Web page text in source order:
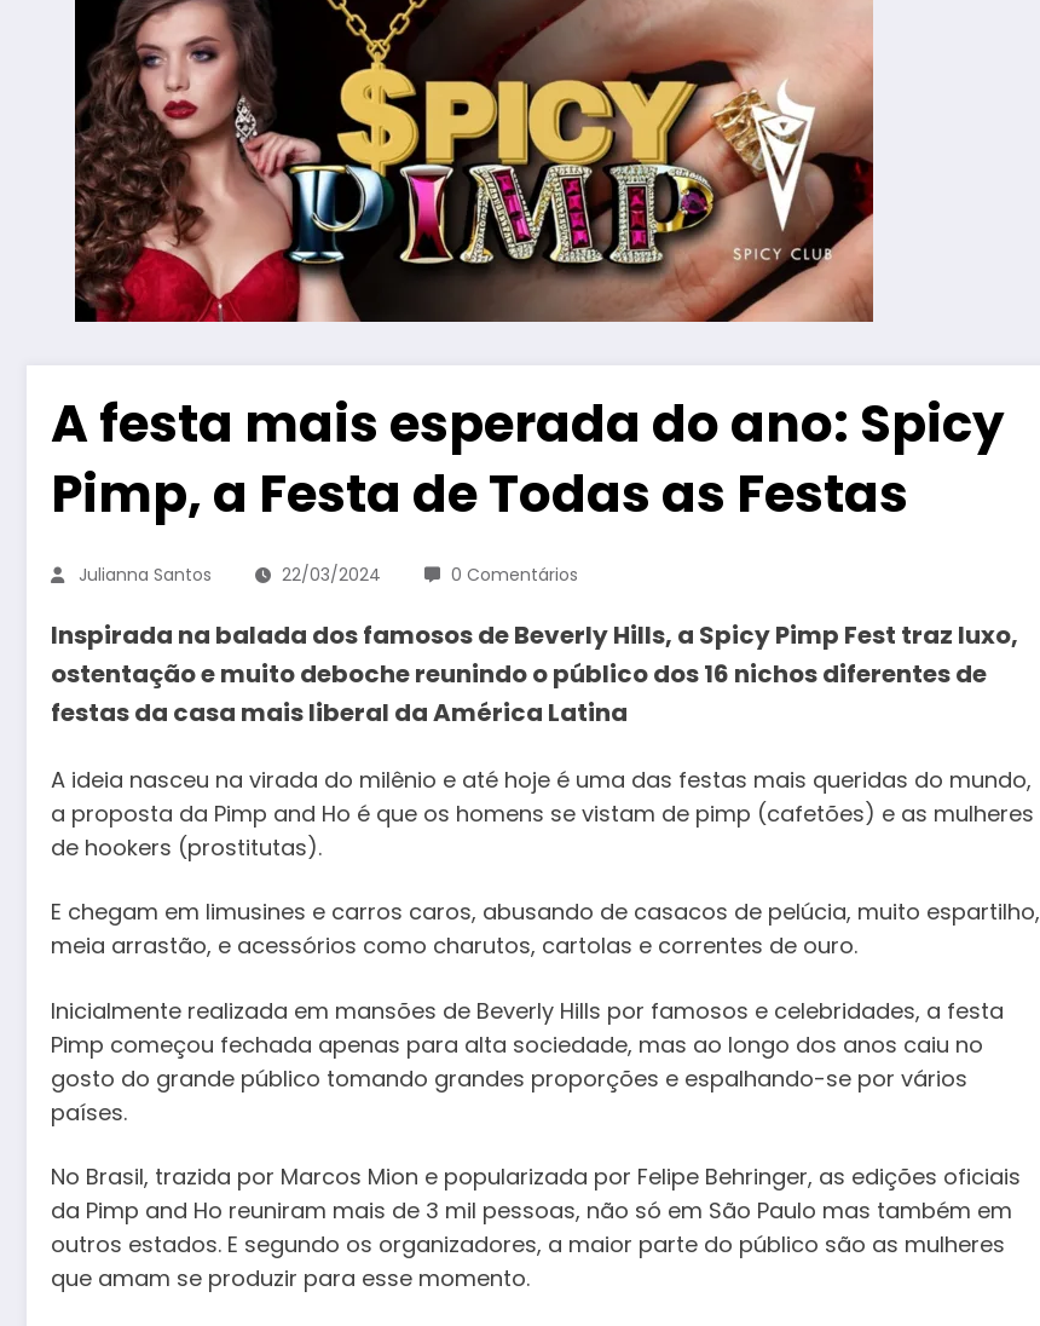
A festa mais esperada do ano: Spicy
Pimp, a Festa de Todas as Festas
Julianna Santos 22/03/2024 0 Comentários
Inspirada na balada dos famosos de Beverly Hills, a Spicy Pimp Fest traz luxo,
ostentação e muito deboche reunindo o público dos 16 nichos diferentes de
festas da casa mais liberal da América Latina
A ideia nasceu na virada do milênio e até hoje é uma das festas mais queridas do mundo,
a proposta da Pimp and Ho é que os homens se vistam de pimp (cafetões) e as mulheres
de hookers (prostitutas).
E chegam em limusines e carros caros, abusando de casacos de pelúcia, muito espartilho,
meia arrastão, e acessórios como charutos, cartolas e correntes de ouro.
Inicialmente realizada em mansões de Beverly Hills por famosos e celebridades, a festa
Pimp começou fechada apenas para alta sociedade, mas ao longo dos anos caiu no
gosto do grande público tomando grandes proporções e espalhando-se por vários
países.
No Brasil, trazida por Marcos Mion e popularizada por Felipe Behringer, as edições oficiais
da Pimp and Ho reuniram mais de 3 mil pessoas, não só em São Paulo mas também em
outros estados. E segundo os organizadores, a maior parte do público são as mulheres
que amam se produzir para esse momento.